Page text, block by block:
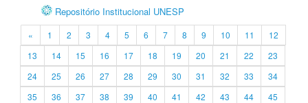
Repositório Institucional UNESP
« 1 2 3 4 5 6 7 8 9 10 11
12
13
14 15 16 17 18 19 20 21 22
23
24
25 26 27 28 29 30 31 32 33
34
35
36 37 38 39 40 41 42 43 44
45